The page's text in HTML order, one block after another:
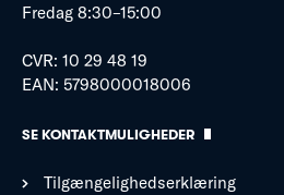
Fredag 8:30–15:00
CVR: 10 29 48 19
EAN: 5798000018006
SE KONTAKTMULIGHEDER
Tilgængelighedserklæring